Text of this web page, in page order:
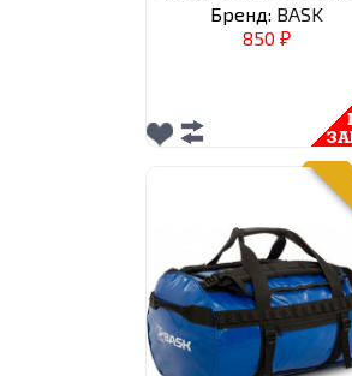
Бренд: BASK
850 ₽